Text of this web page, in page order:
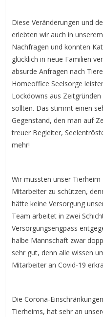
Diese Veränderungen und
erlebten wir auch in
Nachfragen und konnten
glücklich in neue Familien
absurde Anfragen nach
Homeoffice Seelsorge
Lockdowns aus
sollten. Das stimmt einen
Gegenstand, den man auf
treuer Begleiter,
mehr!
Wir mussten unser
Mitarbeiter zu schützen,
hätte keine Versorgung
Team arbeitet in zwei
Versorgungsengpass
halbe Mannschaft zwar
sehr gut, denn alle wissen
Mitarbeiter an Covid-19
Die Corona-
Tierheims, hat sehr an